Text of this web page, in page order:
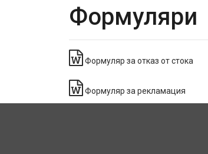
Формуляри
Формуляр за отказ от стока
Формуляр за рекламация